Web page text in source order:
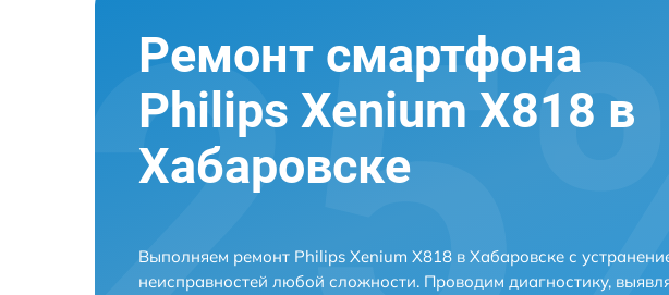
Ремонт смартфона
Philips Xenium X818 в
Хабаровске
Выполняем ремонт Philips Xenium X818 в Хабаровске с
неисправностей любой сложности. Проводим диагностику,